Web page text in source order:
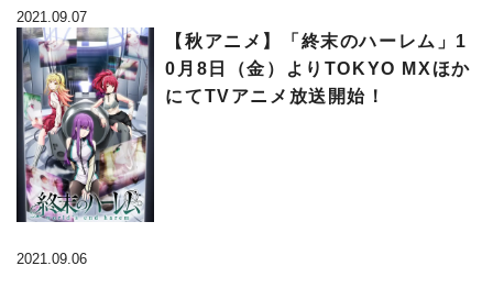
2021.09.07
【秋アニメ】「終末のハーレム」1
0月8日（金）よりTOKYO MXほか
にてTVアニメ放送開始！
2021.09.06